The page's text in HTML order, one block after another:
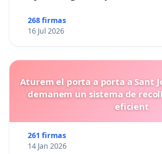
268 firmas
16 Jul 2026
Aturem el porta a porta a Sant
demanem un sistema de
eficient
261 firmas
14 Jan 2026